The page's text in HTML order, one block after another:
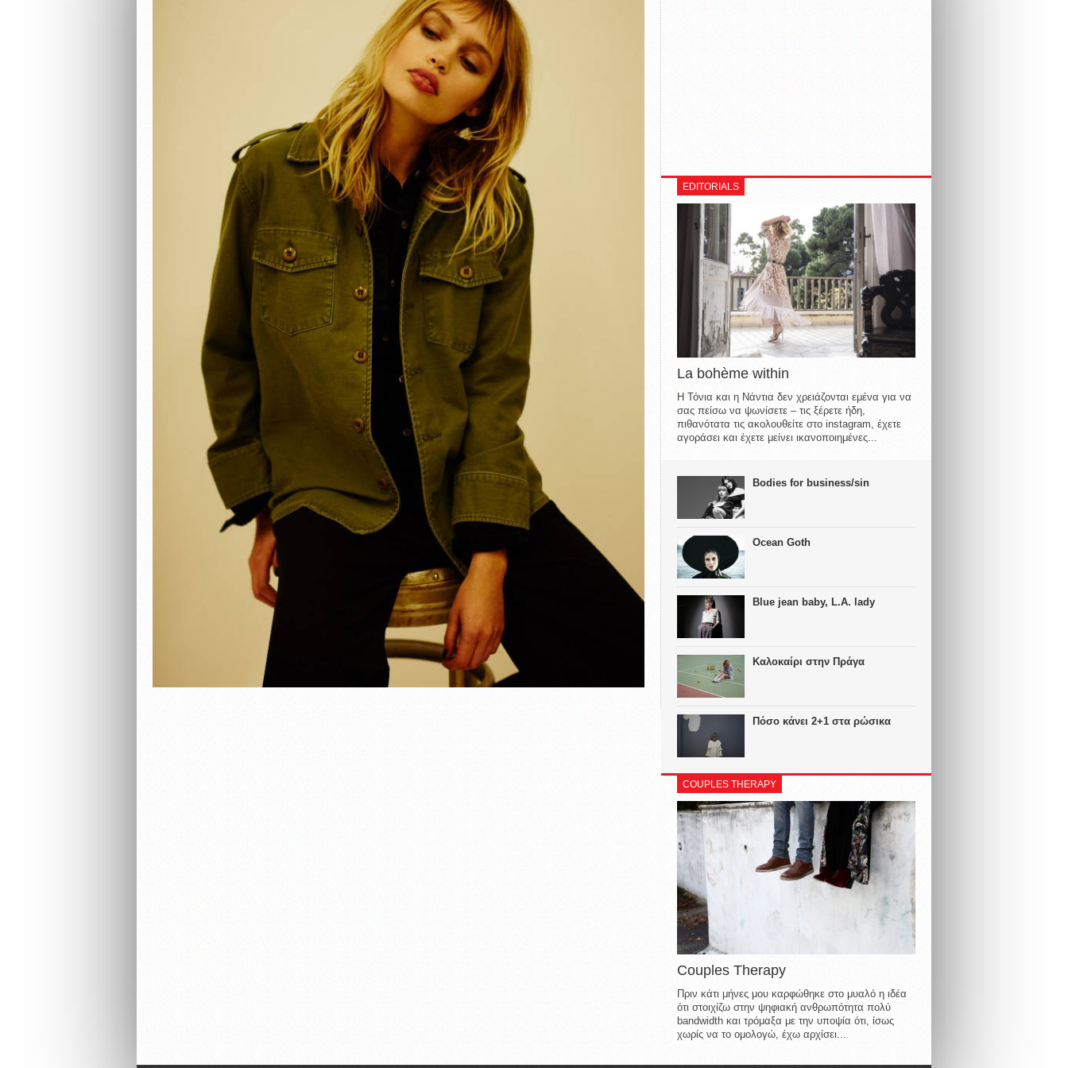
EDITORIALS
La bohème within
Η Τόνια και η Νάντια δεν χρειάζονται εμένα για να
σας πείσω να ψωνίσετε – τις ξέρετε ήδη,
πιθανότατα τις ακολουθείτε στο instagram, έχετε
αγοράσει και έχετε μείνει ικανοποιημένες...
Bodies for business/sin
Ocean Goth
Blue jean baby, L.A. lady
Καλοκαίρι στην Πράγα
Πόσο κάνει 2+1 στα ρώσικα
COUPLES THERAPY
Couples Therapy
Πριν κάτι μήνες μου καρφώθηκε στο μυαλό η ιδέα
ότι στοιχίζω στην ψηφιακή ανθρωπότητα πολύ
bandwidth και τρόμαξα με την υποψία ότι, ίσως
χωρίς να το ομολογώ, έχω αρχίσει...